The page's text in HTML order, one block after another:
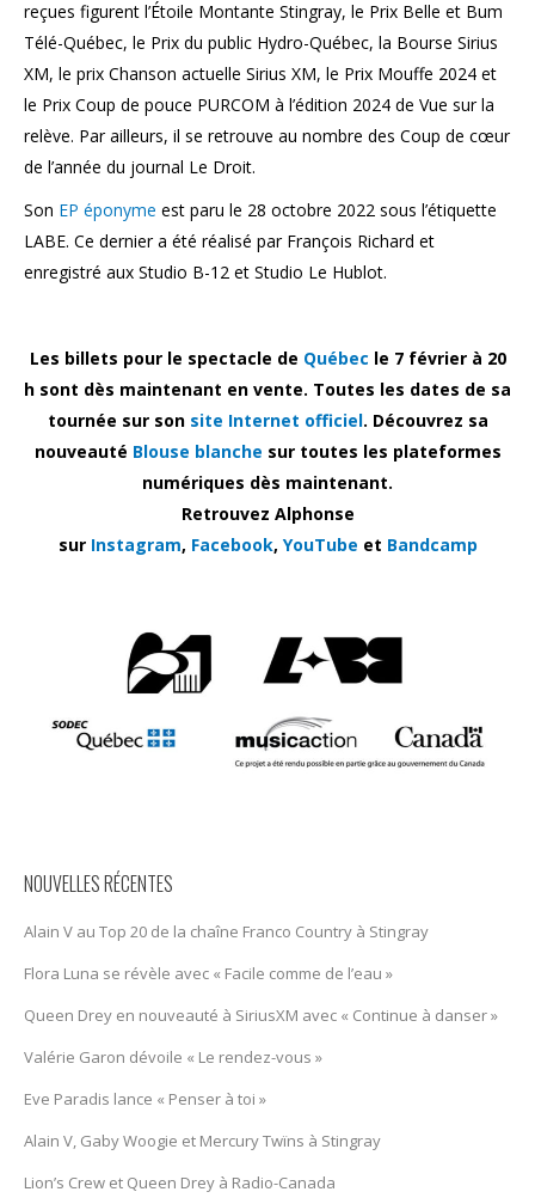
reçues figurent l’Étoile Montante Stingray, le Prix Belle et Bum
Télé-Québec, le Prix du public Hydro-Québec, la Bourse Sirius
XM, le prix Chanson actuelle Sirius XM, le Prix Mouffe 2024 et
le Prix Coup de pouce PURCOM à l’édition 2024 de Vue sur la
relève. Par ailleurs, il se retrouve au nombre des Coup de cœur
de l’année du journal Le Droit.
Son EP éponyme est paru le 28 octobre 2022 sous l’étiquette
LABE. Ce dernier a été réalisé par François Richard et
enregistré aux Studio B-12 et Studio Le Hublot.
Les billets pour le spectacle de Québec le 7 février à 20
h sont dès maintenant en vente. Toutes les dates de sa
tournée sur son site Internet officiel. Découvrez sa
nouveauté Blouse blanche sur toutes les plateformes
numériques dès maintenant.
Retrouvez Alphonse
sur Instagram, Facebook, YouTube et Bandcamp
NOUVELLES RÉCENTES
Alain V au Top 20 de la chaîne Franco Country à Stingray
Flora Luna se révèle avec « Facile comme de l’eau »
Queen Drey en nouveauté à SiriusXM avec « Continue à danser »
Valérie Garon dévoile « Le rendez-vous »
Eve Paradis lance « Penser à toi »
Alain V, Gaby Woogie et Mercury Twïns à Stingray
Lion’s Crew et Queen Drey à Radio-Canada